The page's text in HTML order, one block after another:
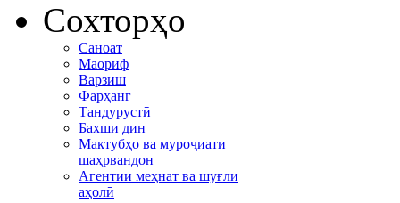
Сохторҳо
Саноат
Маориф
Варзиш
Фарҳанг
Тандурустӣ
Бахши дин
Мактубҳо ва муроҷиати
шаҳрвандон
Агентии меҳнат ва шуғли
аҳолӣ